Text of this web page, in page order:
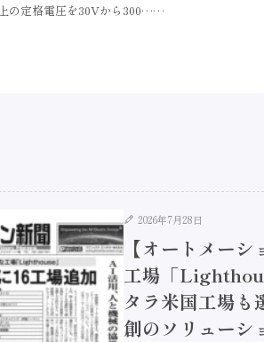
の定格電圧を30Vから300……
2026年7月28日
【オートメーシ
工場「
タラ米国工場も
創のソリューシ